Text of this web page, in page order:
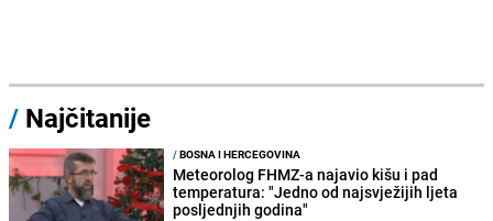
/ Najčitanije
/BOSNA I HERCEGOVINA
Meteorolog FHMZ-a najavio kišu i pad
temperatura: "Jedno od najsvježijih ljeta
posljednjih godina"